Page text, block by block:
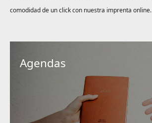
comodidad de unclickcon nuestra imprenta online.
Agendas